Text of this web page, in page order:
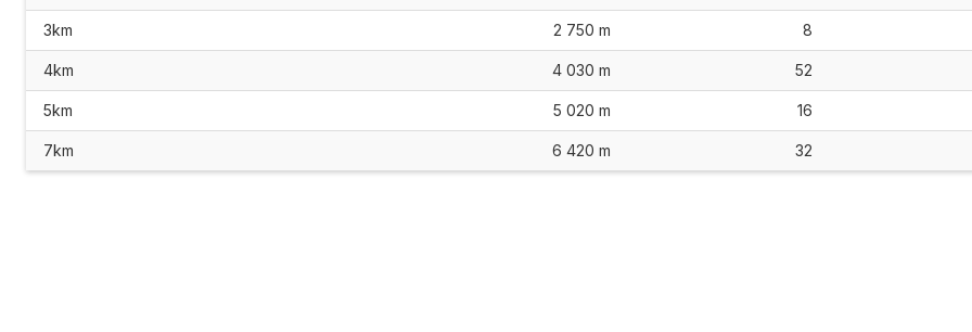
3km 2 750 m 8
4km 4 030 m 52
5km 5 020 m 16
7km 6 420 m 32